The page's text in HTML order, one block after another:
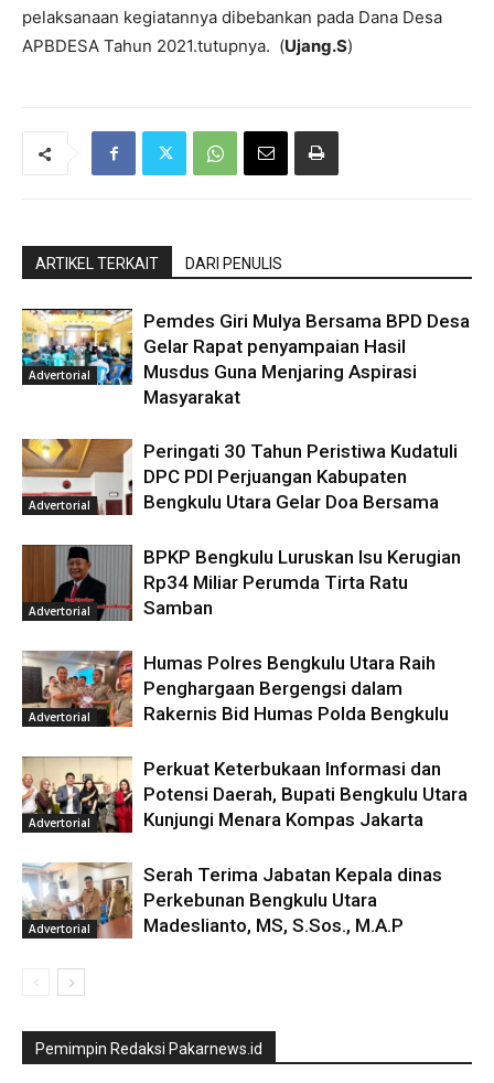
pelaksanaan kegiatannya dibebankan pada Dana Desa
APBDESA Tahun 2021.tutupnya. (Ujang.S)
ARTIKEL TERKAIT DARI PENULIS
Advertorial
Pemdes Giri Mulya Bersama BPD Desa
Gelar Rapat penyampaian Hasil
Musdus Guna Menjaring Aspirasi
Masyarakat
Advertorial
Peringati 30 Tahun Peristiwa Kudatuli
DPC PDI Perjuangan Kabupaten
Bengkulu Utara Gelar Doa Bersama
Advertorial
BPKP Bengkulu Luruskan Isu Kerugian
Rp34 Miliar Perumda Tirta Ratu
Samban
Advertorial
Humas Polres Bengkulu Utara Raih
Penghargaan Bergengsi dalam
Rakernis Bid Humas Polda Bengkulu
Advertorial
Perkuat Keterbukaan Informasi dan
Potensi Daerah, Bupati Bengkulu Utara
Kunjungi Menara Kompas Jakarta
Advertorial
Serah Terima Jabatan Kepala dinas
Perkebunan Bengkulu Utara
Madeslianto, MS, S.Sos., M.A.P
Pemimpin Redaksi Pakarnews.id